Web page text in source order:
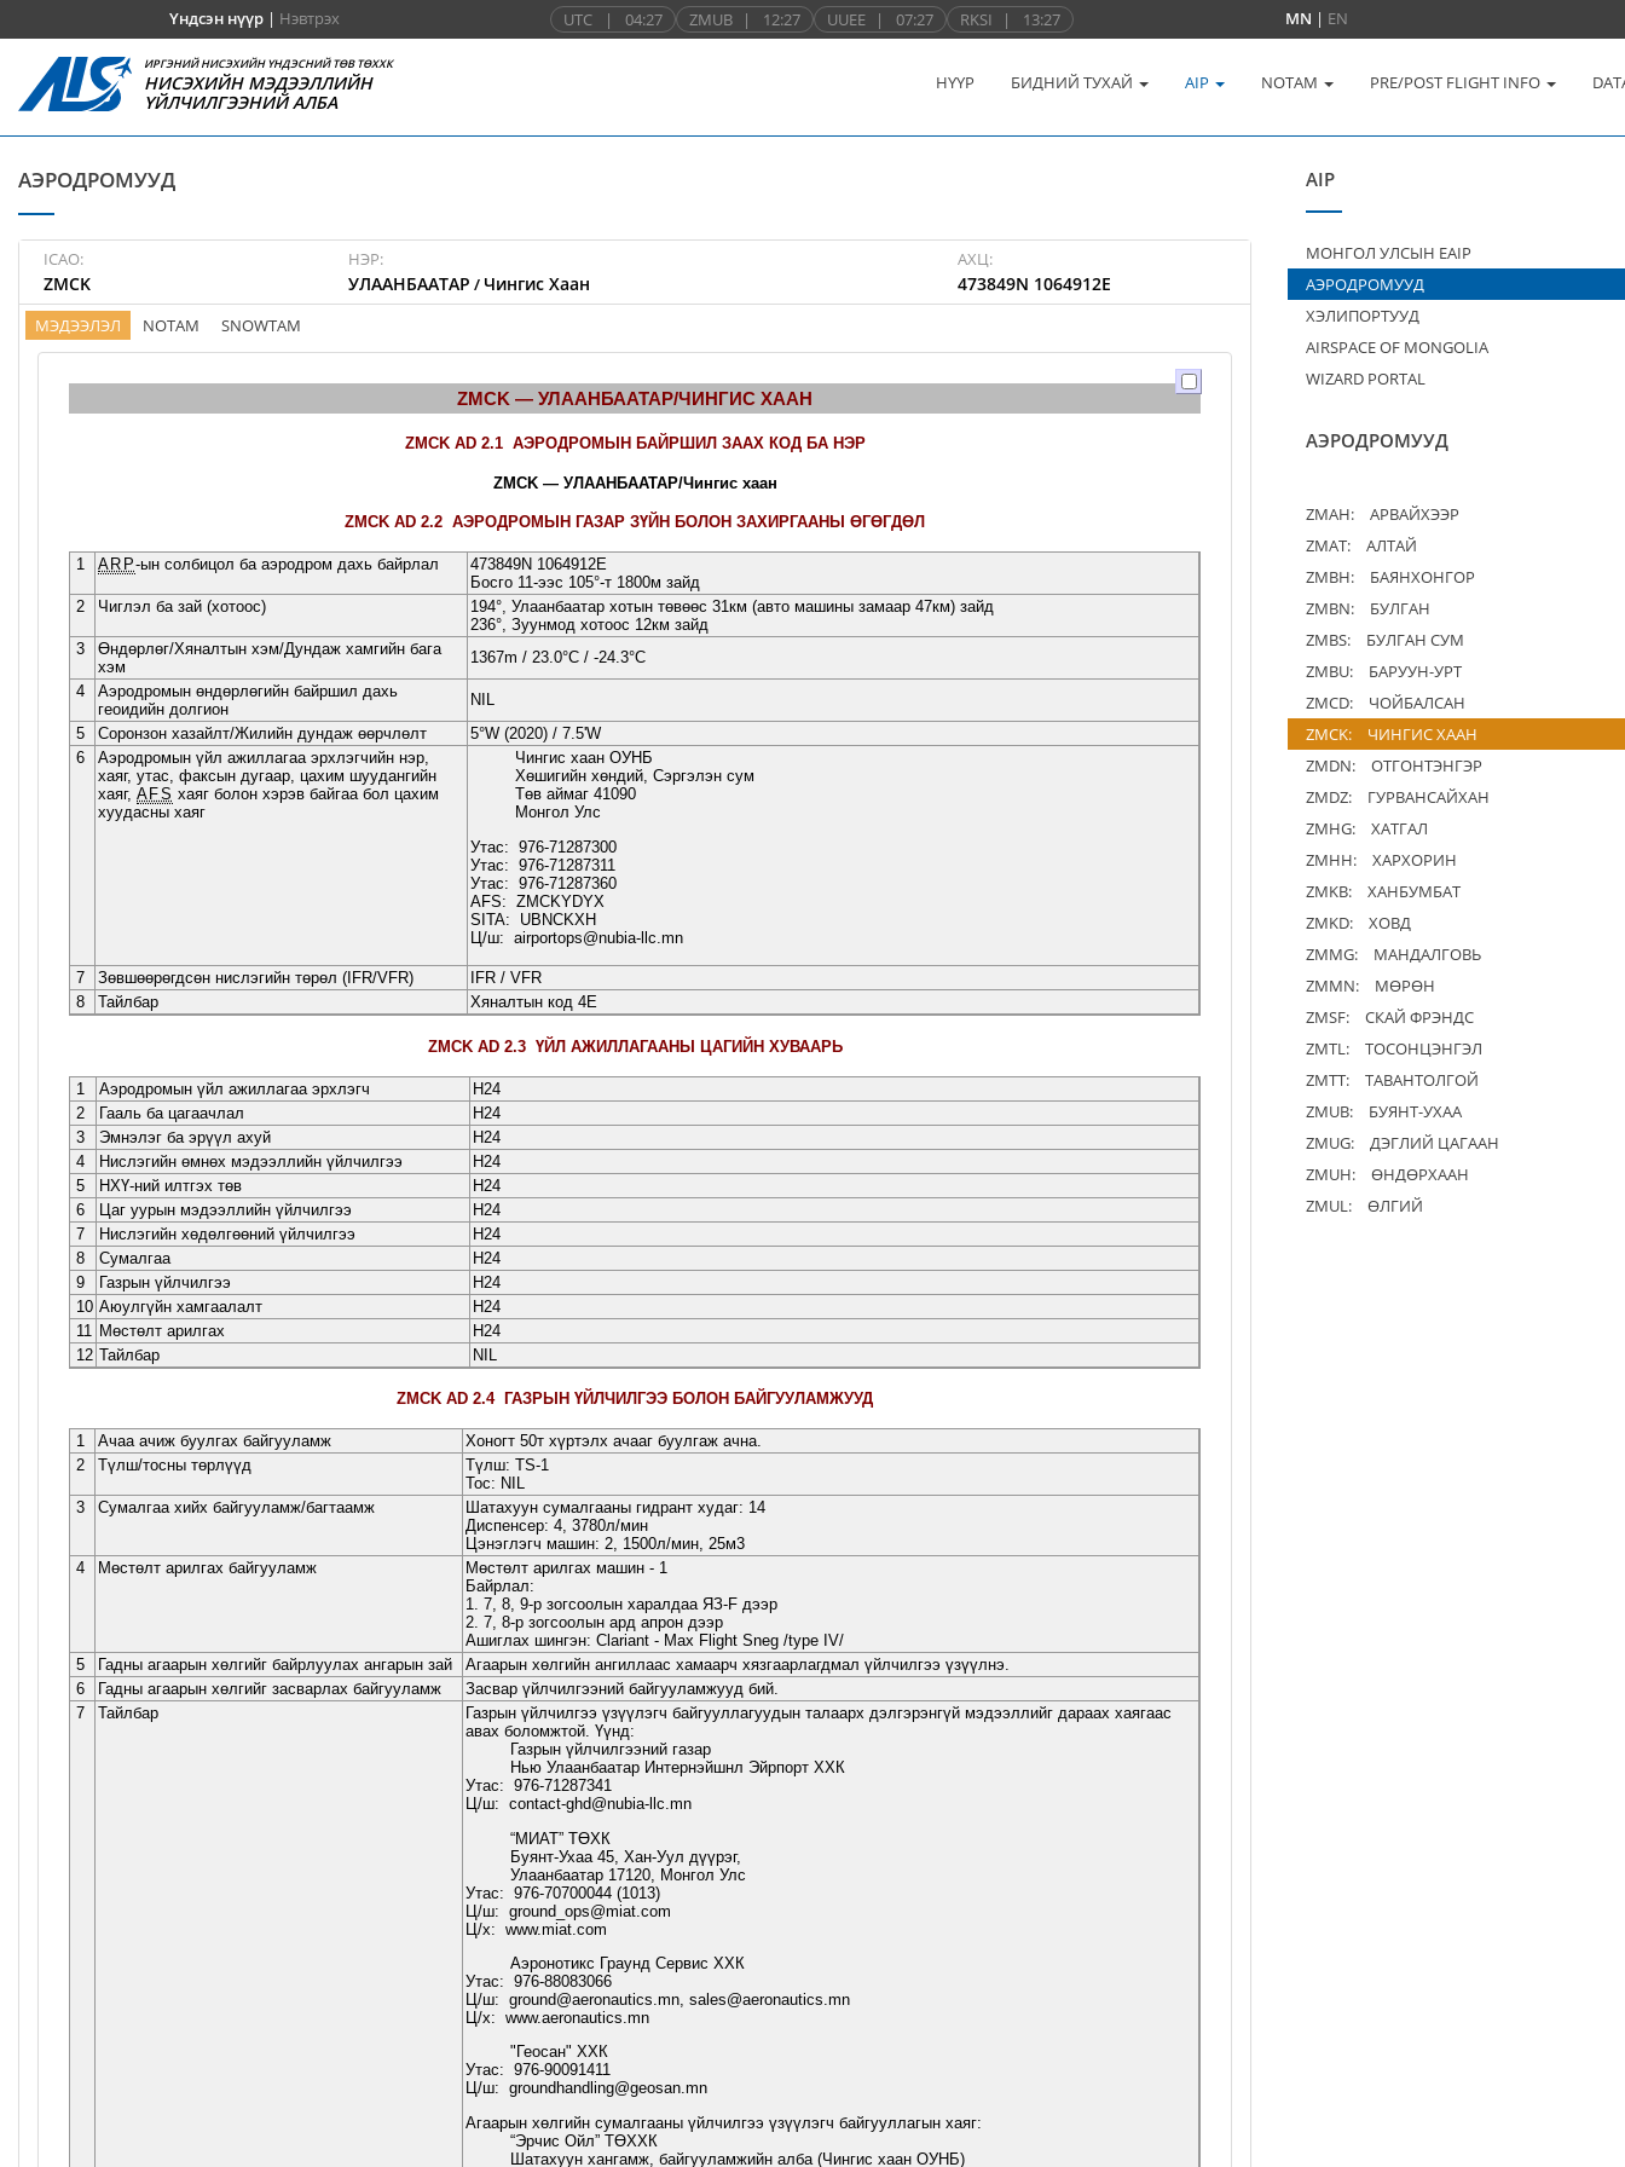
Үндсэн нүүр| Нэвтрэх UTC | 04:27 ZMUB | 12:27 UUEE | 07:27 RKSI | 13:27 MN | EN
ИРГЭНИЙ НИСЭХИЙН ҮНДЭСНИЙ ТӨВ ТӨХХК
НИСЭХИЙН МЭДЭЭЛЛИЙН
ҮЙЛЧИЛГЭЭНИЙ АЛБА
НҮҮР БИДНИЙ ТУХАЙ AIP NOTAM PRE/POST FLIGHT INFO
АЭРОДРОМУУД
ICAO:
ZMCK
НЭР:
УЛААНБААТАР / Чингис Хаан
АХЦ:
473849N 1064912E
МЭДЭЭЛЭЛ NOTAM SNOWTAM
AIP
МОНГОЛ УЛСЫН EAIP
АЭРОДРОМУУД
ХЭЛИПОРТУУД
AIRSPACE OF MONGOLIA
WIZARD PORTAL
АЭРОДРОМУУД
ZMAH:
АРВАЙХЭЭР
ZMAT:
АЛТАЙ
ZMBH:
БАЯНХОНГОР
ZMBN:
БУЛГАН
ZMBS:
БУЛГАН СУМ
ZMBU:
БАРУУН-УРТ
ZMCD:
ЧОЙБАЛСАН
ZMCK:
ЧИНГИС ХААН
ZMDN:
ОТГОНТЭНГЭР
ZMDZ:
ГУРВАНСАЙХАН
ZMHG:
ХАТГАЛ
ZMHH:
ХАРХОРИН
ZMKB:
ХАНБУМБАТ
ZMKD:
ХОВД
ZMMG:
МАНДАЛГОВЬ
ZMMN:
МӨРӨН
ZMSF:
СКАЙ ФРЭНДС
ZMTL:
ТОСОНЦЭНГЭЛ
ZMTT:
ТАВАНТОЛГОЙ
ZMUB:
БУЯНТ-УХАА
ZMUG:
ДЭГЛИЙ ЦАГААН
ZMUH:
ӨНДӨРХААН
ZMUL:
ӨЛГИЙ